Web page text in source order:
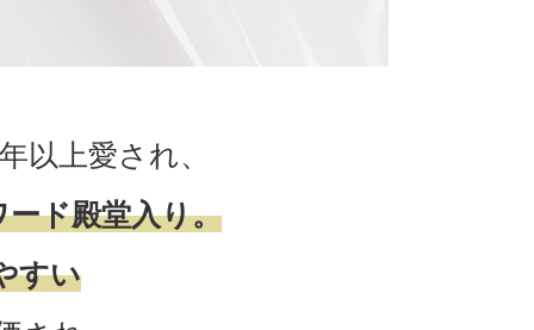
以上愛され、
ド殿堂入り。
すい